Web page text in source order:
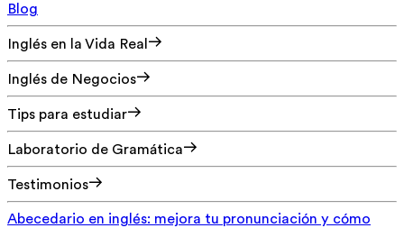
Blog
Inglés en la Vida Real
Inglés de Negocios
Tips para estudiar
Laboratorio de Gramática
Testimonios
Abecedario en inglés: mejora tu pronunciación y cómo